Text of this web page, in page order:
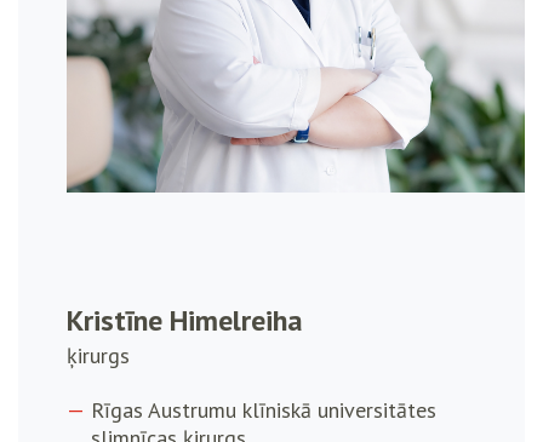
Kristīne Himelreiha
ķirurgs
Rīgas Austrumu klīniskā universitātes